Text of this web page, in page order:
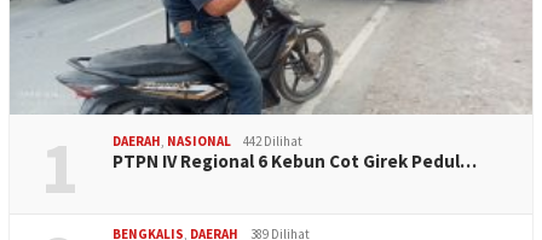
1 DAERAH, NASIONAL 442 Dilihat
PTPN IV Regional 6 Kebun Cot Girek Pedul…
BENGKALIS, DAERAH 389 Dilihat